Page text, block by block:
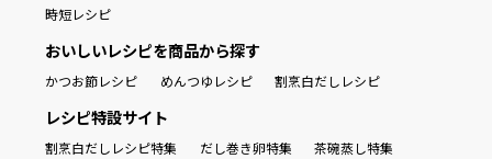
時短レシピ
おいしいレシピを商品から探す
かつお節レシピ めんつゆレシピ 割烹白だしレシピ
レシピ特設サイト
割烹白だしレシピ特集 だし巻き卵特集 茶碗蒸し特集